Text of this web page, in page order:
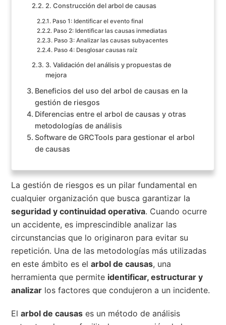
2. Construcción del arbol de causas
Paso 1: Identificar el evento final
Paso 2: Identificar las causas inmediatas
Paso 3: Analizar las causas subyacentes
Paso 4: Desglosar causas raíz
3. Validación del análisis y propuestas de
mejora
Beneficios del uso del arbol de causas en la
gestión de riesgos
Diferencias entre el arbol de causas y otras
metodologías de análisis
Software de GRCTools para gestionar el arbol
de causas
La gestión de riesgos es un pilar fundamental en
cualquier organización que busca garantizar la
seguridad y continuidad operativa. Cuando ocurre
un accidente, es imprescindible analizar las
circunstancias que lo originaron para evitar su
repetición. Una de las metodologías más utilizadas
en este ámbito es elarbol de causas, una
herramienta que permite identificar, estructurar y
analizar los factores que condujeron a un incidente.
Elarbol de causas es un método de análisis